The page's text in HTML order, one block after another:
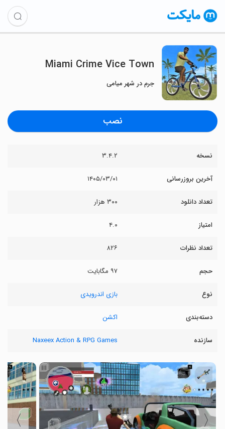
Miami Crime Vice Town
جرم در شهر میامی
نصب
نسخه ۳.۴.۲
آخرین بروزرسانی ۱۴۰۵/۰۳/۰۱
تعداد دانلود ۳۰۰ هزار
امتیاز ۴.۰
تعداد نظرات ۸۲۶
حجم ۹۷ مگابایت
نوع بازی اندرویدی
دسته‌بندی اکشن
سازنده Naxeex Action & RPG Games
〈
〉